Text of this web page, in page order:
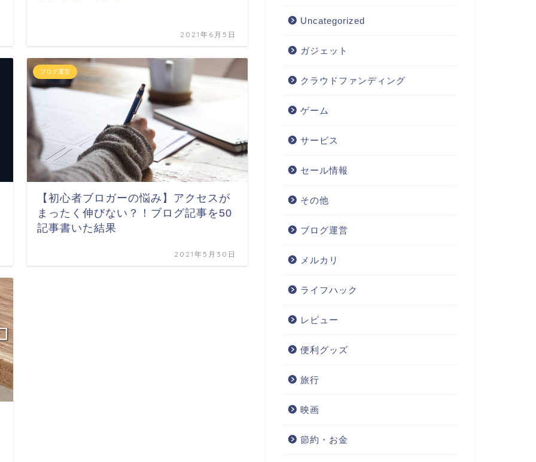
2021年6月5日
ブログ運営
【初心者ブロガーの悩み】アクセスが
まったく伸びない？！ブログ記事を50
記事書いた結果
2021年5月30日
Uncategorized
ガジェット
クラウドファンディング
ゲーム
サービス
セール情報
その他
ブログ運営
メルカリ
ライフハック
レビュー
便利グッズ
旅行
映画
節約・お金